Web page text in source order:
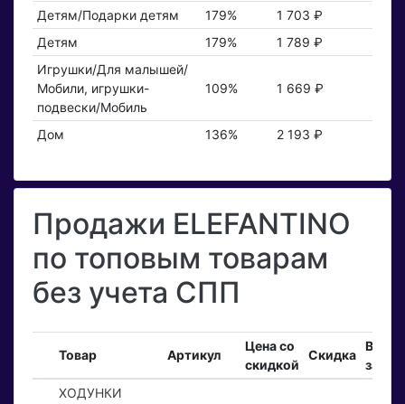
Детям/Подарки детям 179%
1 703 ₽
Детям
179%
1 789 ₽
Игрушки/Для малышей/
Мобили, игрушки-
подвески/Мобиль
109% 1 669 ₽
Дом 136% 2 193 ₽
Продажи ELEFANTINO
по топовым товарам
без учета СПП
Товар Артикул
Цена со
скидкой
Скидка
ХОДУНКИ